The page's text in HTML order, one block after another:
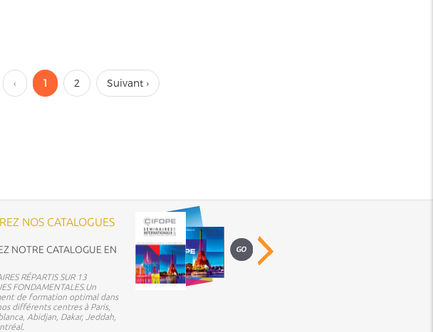
‹ 1 2 Suivant ›
NOS CATALOGUES
NOTRE CATALOGUE EN
RÉPARTIS SUR 13
FONDAMENTALES.Un
de formation optimal dans
différents centres à Paris,
Abidjan, Dakar, Jeddah,